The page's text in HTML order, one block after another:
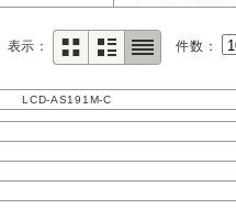
表示： 件数：
LCD-AS191M-C